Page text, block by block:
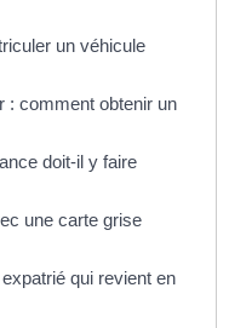
un véhicule
: comment obtenir un
doit-il y faire
une carte grise
qui revient en